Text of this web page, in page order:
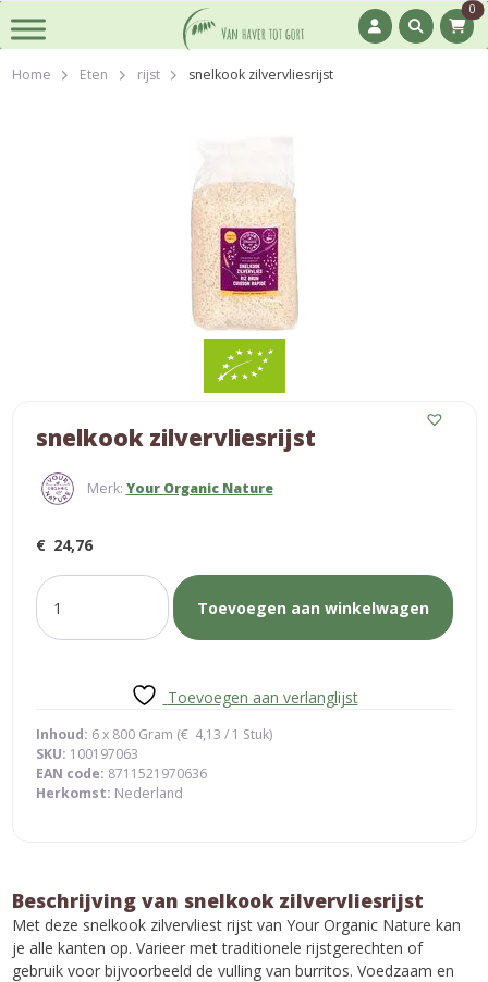
0
Home Eten rijst snelkook zilvervliesrijst
snelkook zilvervliesrijst
Merk: Your Organic Nature
€ 24,76
snelkook
zilvervliesrijst
aantal
Toevoegen aan winkelwagen
Toevoegen aan verlanglijst
Inhoud: 6 x 800 Gram (€ 4,13 / 1 Stuk)
SKU: 100197063
EAN code: 8711521970636
Herkomst: Nederland
Beschrijving van snelkook zilvervliesrijst
Met deze snelkook zilvervliest rijst van Your Organic Nature kan
je alle kanten op. Varieer met traditionele rijstgerechten of
gebruik voor bijvoorbeeld de vulling van burritos. Voedzaam en